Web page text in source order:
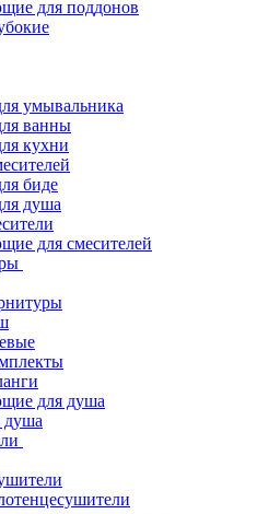
для поддонов
умывальника
ванны
кухни
биде
душа
для смесителей
для душа
душа